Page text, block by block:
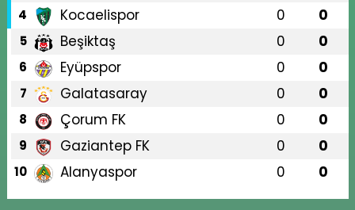
4 Kocaelispor 0 0
5 Beşiktaş 0 0
6 Eyüpspor 0 0
7 Galatasaray 0 0
8 Çorum FK 0 0
9 Gaziantep FK 0 0
10 Alanyaspor 0 0